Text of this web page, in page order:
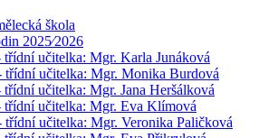
škola
2025⁄2026
třídní učitelka: Mgr. Karla Junáková
třídní učitelka: Mgr. Monika Burdová
třídní učitelka: Mgr. Jana Heršálková
třídní učitelka: Mgr. Eva Klímová
třídní učitelka: Mgr. Veronika Paličková